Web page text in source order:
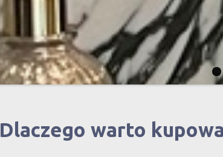
Dlaczego warto